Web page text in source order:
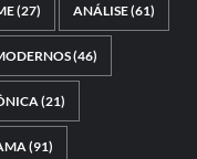
(27) ANÁLISE(61)
(46)
(21)
(91)